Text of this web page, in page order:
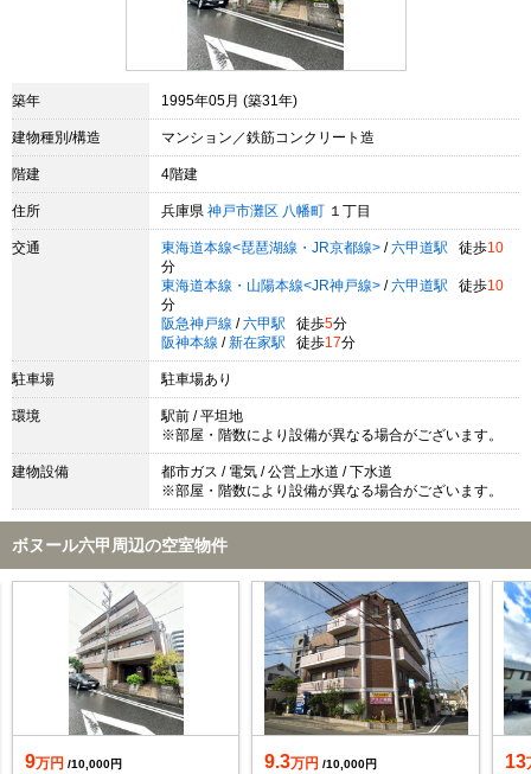
築年 1995年05月 (築31年)
建物種別/構造 マンション／鉄筋コンクリート造
階建 4階建
住所 兵庫県 神戸市灘区 八幡町 １丁目
交通 東海道本線<琵琶湖線・JR京都線> / 六甲道駅 徒歩10
分
東海道本線・山陽本線<JR神戸線> / 六甲道駅 徒歩10
分
阪急神戸線 / 六甲駅 徒歩5分
阪神本線 / 新在家駅 徒歩17分
駐車場 駐車場あり
環境
駅前 / 平坦地
※部屋・階数により設備が異なる場合がございます。
建物設備
都市ガス / 電気 / 公営上水道 / 下水道
※部屋・階数により設備が異なる場合がございます。
ボヌール六甲周辺の空室物件
9万円 /10,000円 9.3万円 /10,000円 13